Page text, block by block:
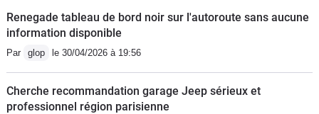
Renegade tableau de bord noir sur l'autoroute sans aucune
information disponible
Par glop le 30/04/2026 à 19:56
Cherche recommandation garage Jeep sérieux et
professionnel région parisienne